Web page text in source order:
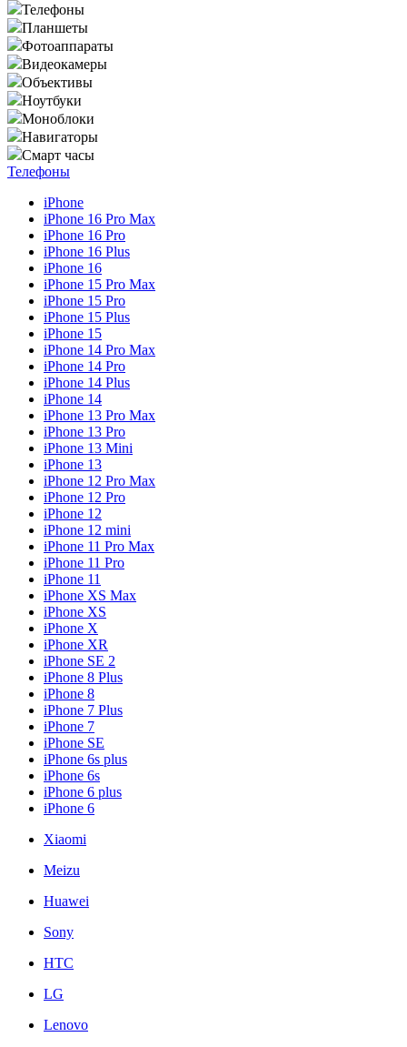
Телефоны
Планшеты
Фотоаппараты
Видеокамеры
Объективы
Ноутбуки
Моноблоки
Навигаторы
Смарт часы
Телефоны
iPhone
iPhone 16 Pro Max
iPhone 16 Pro
iPhone 16 Plus
iPhone 16
iPhone 15 Pro Max
iPhone 15 Pro
iPhone 15 Plus
iPhone 15
iPhone 14 Pro Max
iPhone 14 Pro
iPhone 14 Plus
iPhone 14
iPhone 13 Pro Max
iPhone 13 Pro
iPhone 13 Mini
iPhone 13
iPhone 12 Pro Max
iPhone 12 Pro
iPhone 12
iPhone 12 mini
iPhone 11 Pro Max
iPhone 11 Pro
iPhone 11
iPhone XS Max
iPhone XS
iPhone X
iPhone XR
iPhone SE 2
iPhone 8 Plus
iPhone 8
iPhone 7 Plus
iPhone 7
iPhone SE
iPhone 6s plus
iPhone 6s
iPhone 6 plus
iPhone 6
Xiaomi
Meizu
Huawei
Sony
HTC
LG
Lenovo